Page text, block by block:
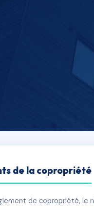
67700 Saverne
de la copropriété
de copropriété, le